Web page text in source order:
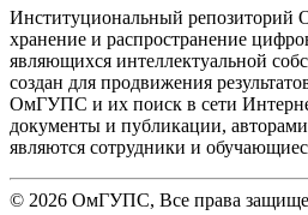
Институциональный репозиторий
хранение и распространение
являющихся интеллектуальной
создан для продвижения
ОмГУПС и их поиск в сети
документы и публикации,
являются сотрудники и
© 2026 ОмГУПС, Все права